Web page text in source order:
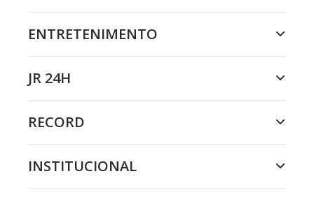
ENTRETENIMENTO
JR 24H
RECORD
INSTITUCIONAL